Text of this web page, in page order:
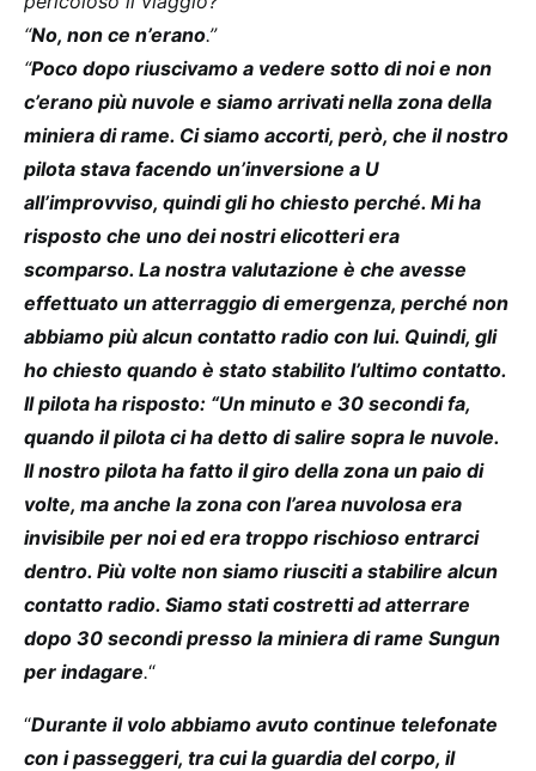
“No, non ce n’erano.”
“Poco dopo riuscivamo a vedere sotto di noi e non
c’erano più nuvole e siamo arrivati ​​nella zona della
miniera di rame. Ci siamo accorti, però, che il nostro
pilota stava facendo un’inversione a U
all’improvviso, quindi gli ho chiesto perché. Mi ha
risposto che uno dei nostri elicotteri era
scomparso. La nostra valutazione è che avesse
effettuato un atterraggio di emergenza, perché non
abbiamo più alcun contatto radio con lui. Quindi, gli
ho chiesto quando è stato stabilito l’ultimo contatto.
Il pilota ha risposto: “Un minuto e 30 secondi fa,
quando il pilota ci ha detto di salire sopra le nuvole.
Il nostro pilota ha fatto il giro della zona un paio di
volte, ma anche la zona con l’area nuvolosa era
invisibile per noi ed era troppo rischioso entrarci
dentro. Più volte non siamo riusciti a stabilire alcun
contatto radio. Siamo stati costretti ad atterrare
dopo 30 secondi presso la miniera di rame Sungun
per indagare.“
“Durante il volo abbiamo avuto continue telefonate
con i passeggeri, tra cui la guardia del corpo, il